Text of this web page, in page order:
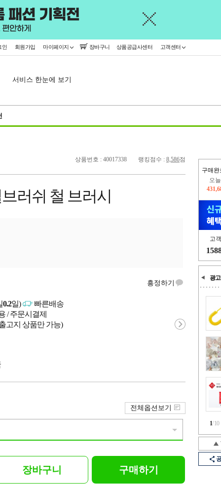
인 회원가입 마이페이지 장바구니 상품공급사센터 고객센터
서비스 한눈에 보기
구매완
오
고
광고
1/10
상품번호 : 40017338 랭킹점수 : 8,586점
러쉬 철 브러시
흥정하기
0.2일)
빠른배송
/ 주문시결제
고지 상품만 가능)
전체옵션보기
장바구니 구매하기